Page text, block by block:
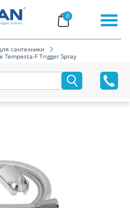
0
сантехники
F Trigger Spray